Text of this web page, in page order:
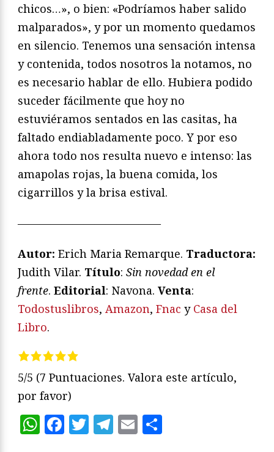
chicos…», o bien: «Podríamos haber salido
malparados», y por un momento quedamos
en silencio. Tenemos una sensación intensa
y contenida, todos nosotros la notamos, no
es necesario hablar de ello. Hubiera podido
suceder fácilmente que hoy no
estuviéramos sentados en las casitas, ha
faltado endiabladamente poco. Y por eso
ahora todo nos resulta nuevo e intenso: las
amapolas rojas, la buena comida, los
cigarrillos y la brisa estival.
—————————————
Autor: Erich Maria Remarque. Traductora:
Judith Vilar. Título: Sin novedad en el
frente. Editorial: Navona. Venta:
Todostuslibros, Amazon, Fnac y Casa del
Libro.
5/5 (7 Puntuaciones. Valora este artículo,
por favor)
WhatsApp
Facebook
Twitter
Telegram
Email